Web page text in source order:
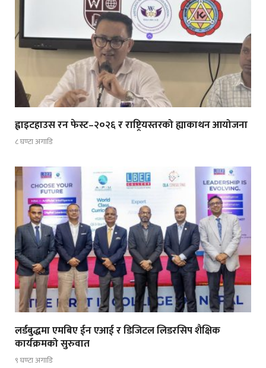
ह्वाइटहाउस रन फेस्ट–२०२६ र राष्ट्रियस्तरको ह्याकाथन आयोजना
८ घण्टा अगाडि
लर्डबुद्धमा एमबिए ईन एआई र डिजिटल लिडरसिप शैक्षिक
कार्यक्रमको सुरुवात
९ घण्टा अगाडि